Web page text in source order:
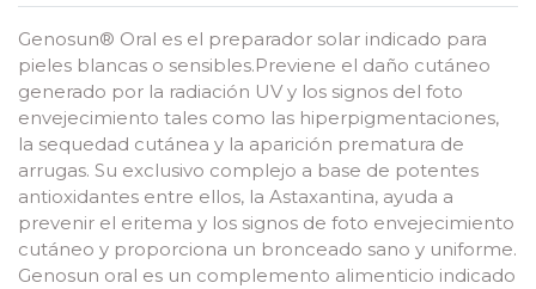
Genosun® Oral es el preparador solar indicado para
pieles blancas o sensibles.Previene el daño cutáneo
generado por la radiación UV y los signos del foto
envejecimiento tales como las hiperpigmentaciones,
la sequedad cutánea y la aparición prematura de
arrugas. Su exclusivo complejo a base de potentes
antioxidantes entre ellos, la Astaxantina, ayuda a
prevenir el eritema y los signos de foto envejecimiento
cutáneo y proporciona un bronceado sano y uniforme.
Genosun oral es un complemento alimenticio indicado